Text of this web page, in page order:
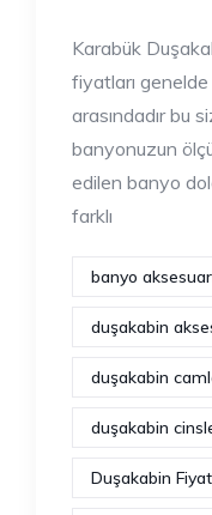
Karabük
fiyatları genelde
arasındadır bu
banyonuzun
edilen banyo
farklı
banyo
duşakabin
duşakabin
duşakabin
Duşakabin